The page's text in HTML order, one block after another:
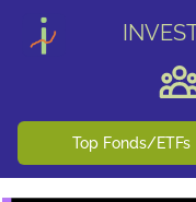
Top Fonds/ETFs